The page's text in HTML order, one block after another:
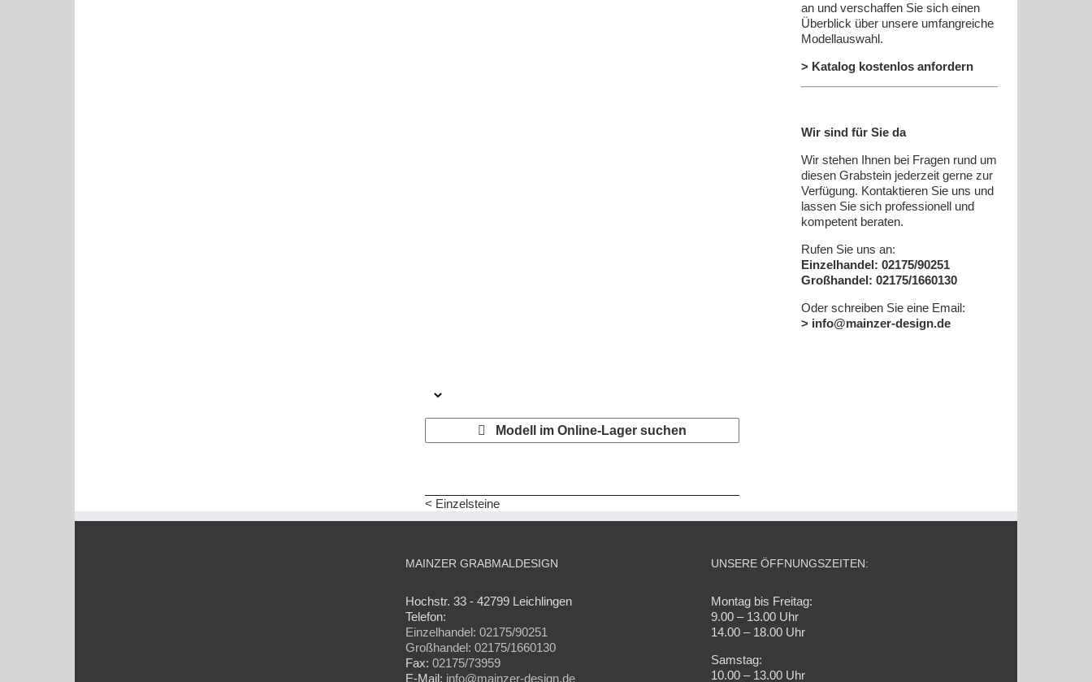
Modell im Online-Lager suchen
< Einzelsteine
an und verschaffen Sie sich einen
Überblick über unsere umfangreiche
Modellauswahl.
> Katalog kostenlos anfordern
Wir sind für Sie da
Wir stehen Ihnen bei Fragen rund um
diesen Grabstein jederzeit gerne zur
Verfügung. Kontaktieren Sie uns und
lassen Sie sich professionell und
kompetent beraten.
Rufen Sie uns an:
Einzelhandel: 02175/90251
Großhandel: 02175/1660130
Oder schreiben Sie eine Email:
> info@mainzer-design.de
MAINZER GRABMALDESIGN
Hochstr. 33 - 42799 Leichlingen
Telefon:
Einzelhandel: 02175/90251
Großhandel: 02175/1660130
Fax: 02175/73959
E-Mail: info@mainzer-design.de
UNSERE ÖFFNUNGSZEITEN:
Montag bis Freitag:
9.00 – 13.00 Uhr
14.00 – 18.00 Uhr
Samstag:
10.00 – 13.00 Uhr